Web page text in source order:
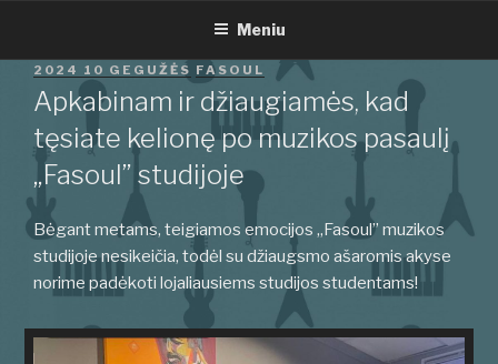
turinio
Meniu
PASKELBTA
2024 10 GEGUŽĖS FASOUL
Apkabinam ir džiaugiamės, kad
tęsiate kelionę po muzikos pasaulį
„Fasoul” studijoje
Bėgant metams, teigiamos emocijos „Fasoul” muzikos
studijoje nesikeičia, todėl su džiaugsmo ašaromis akyse
norime padėkoti lojaliausiems studijos studentams!